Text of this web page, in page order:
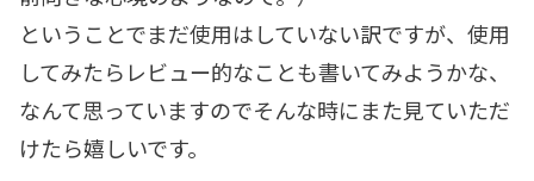
ということでまだ使用はしていない訳ですが、使用
してみたらレビュー的なことも書いてみようかな、
なんて思っていますのでそんな時にまた見ていただ
けたら嬉しいです。